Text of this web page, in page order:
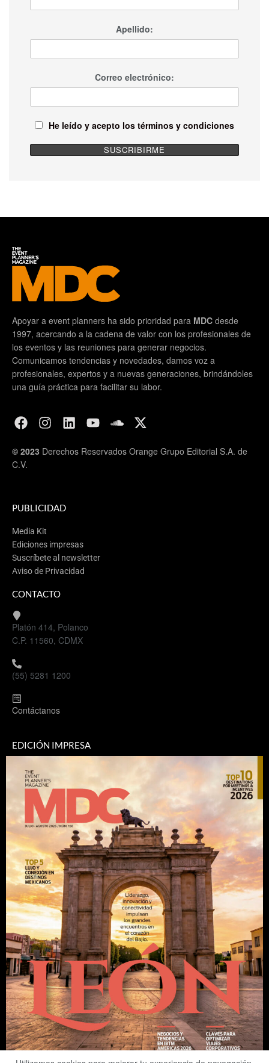
Apellido:
Correo electrónico:
He leído y acepto los términos y condiciones
Apoyar a event planners ha sido prioridad para MDC desde
1997, acercando a la cadena de valor con los profesionales de
los eventos y las reuniones para generar negocios.
Comunicamos tendencias y novedades, damos voz a
profesionales, expertos y a nuevas generaciones, brindándoles
una guía práctica para facilitar su labor.
© 2023 Derechos Reservados Orange Grupo Editorial S.A. de
C.V.
PUBLICIDAD
Media Kit
Ediciones impresas
Suscríbete al newsletter
Aviso de Privacidad
CONTACTO
Platón 414, Polanco
C.P. 11560, CDMX
(55) 5281 1200
Contáctanos
EDICIÓN IMPRESA